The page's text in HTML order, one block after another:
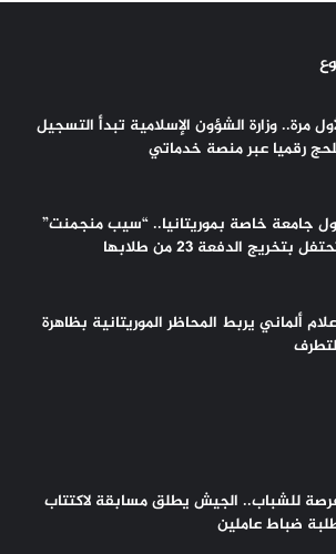
مرة.. وزارة الشؤون الإسلامية تبدأ التسجيل
رقميا عبر منصة خدماتي
جامعة خاصة بموريتانيا.. “سيب منجمنت”
بتخريج الدفعة 23 من طلابها
ألماني يربط المحاظر الموريتانية بظاهرة
للشباب.. الجيش يطلق مسابقة لاكتتاب
ضباط عاملين